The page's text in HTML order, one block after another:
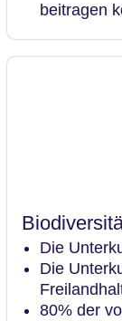
beitragen
Die
Die
80% der